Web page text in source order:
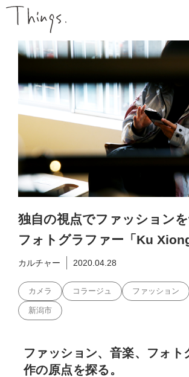
独自の視点でファッション
フォトグラファー「Ku Xiong
カルチャー 2020.04.28
カメラ コラージュ ファッション
新潟市
ファッション、音楽、フォト
作の原点を探る。